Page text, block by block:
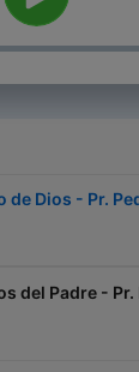
de Dios - Pr.
del Padre - Pr.